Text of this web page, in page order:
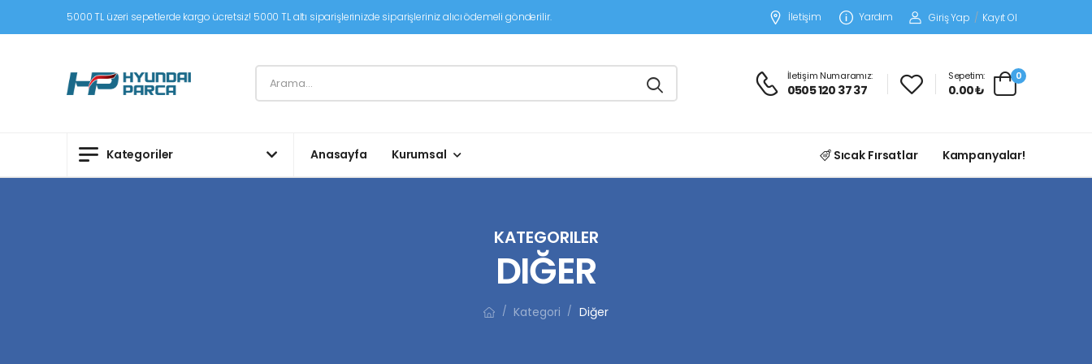
5000 TL üzeri sepetlerde kargo ücretsiz! 5000 TL altı siparişlerinizde siparişleriniz alıcı ödemeli gönderilir. İletişim Yardım Giriş Yap / Kayıt Ol
İletişim Numaramız:
0505 120 37 37
Sepetim:
0.00 ₺
0
Kategoriler Anasayfa Kurumsal Sıcak Fırsatlar Kampanyalar!
KATEGORILER
DIĞER
/ Kategori / Diğer